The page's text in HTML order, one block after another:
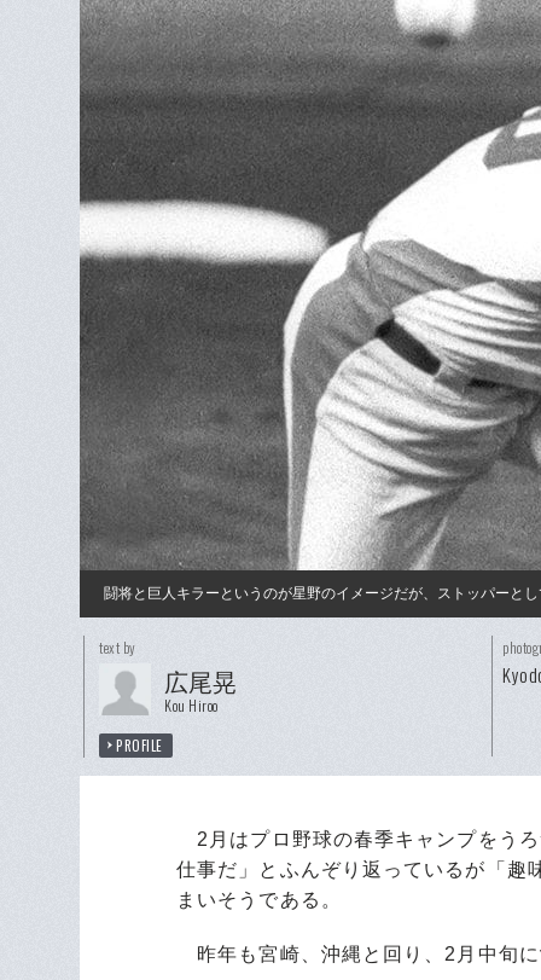
闘将と巨人キラーというのが星野のイメージだが、ストッパーと
text by
広尾晃
Kou Hiroo
PROFILE
2月はプロ野球の春季キャンプをう
仕事だ」とふんぞり返っているが「趣
まいそうである。
昨年も宮崎、沖縄と回り、2月中旬